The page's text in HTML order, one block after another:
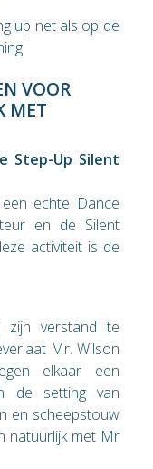
up net als op de
VOOR
MET
Step-Up Silent
echte Dance
en de Silent
activiteit is de
verstand te
Mr. Wilson
elkaar een
de setting van
en scheepstouw
natuurlijk met Mr